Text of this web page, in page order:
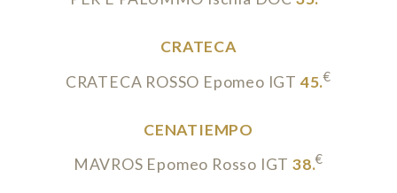
CRATECA
CRATECA ROSSO Epomeo IGT 45.€
CENATIEMPO
MAVROS Epomeo Rosso IGT 38.€